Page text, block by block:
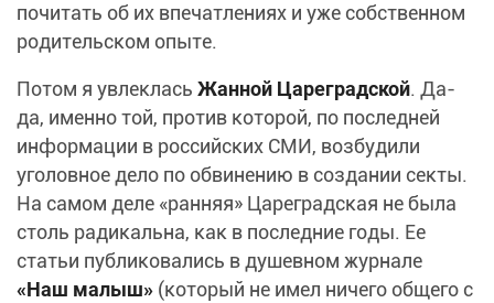
почитать об их впечатлениях и уже собственном
родительском опыте.
Потом я увлеклась Жанной Цареградской. Да-
да, именно той, против которой, по последней
информации в российских СМИ, возбудили
уголовное дело по обвинению в создании секты.
На самом деле «ранняя» Цареградская не была
столь радикальна, как в последние годы. Ее
статьи публиковались в душевном журнале
«Наш малыш» (который не имел ничего общего с